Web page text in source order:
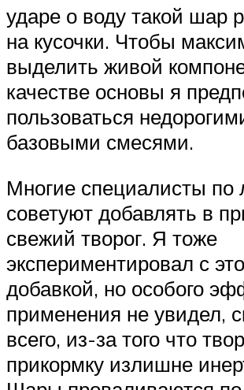
ударе о воду такой шар
на кусочки. Чтобы
выделить живой
качестве основы я
пользоваться
базовыми смесями.
Многие специалисты по
советуют добавлять в
свежий творог. Я тоже
экспериментировал с
добавкой, но особого
применения не увидел,
всего, из-за того что
прикормку излишне